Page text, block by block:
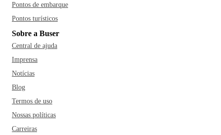
Pontos de embarque
Pontos turísticos
Sobre a Buser
Central de ajuda
Imprensa
Notícias
Blog
Termos de uso
Nossas políticas
Carreiras